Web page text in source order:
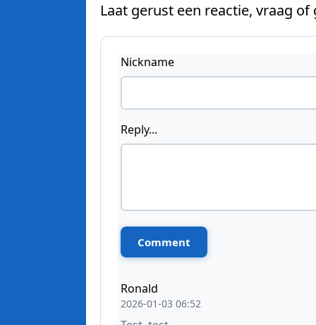
Laat gerust een reactie, vraag